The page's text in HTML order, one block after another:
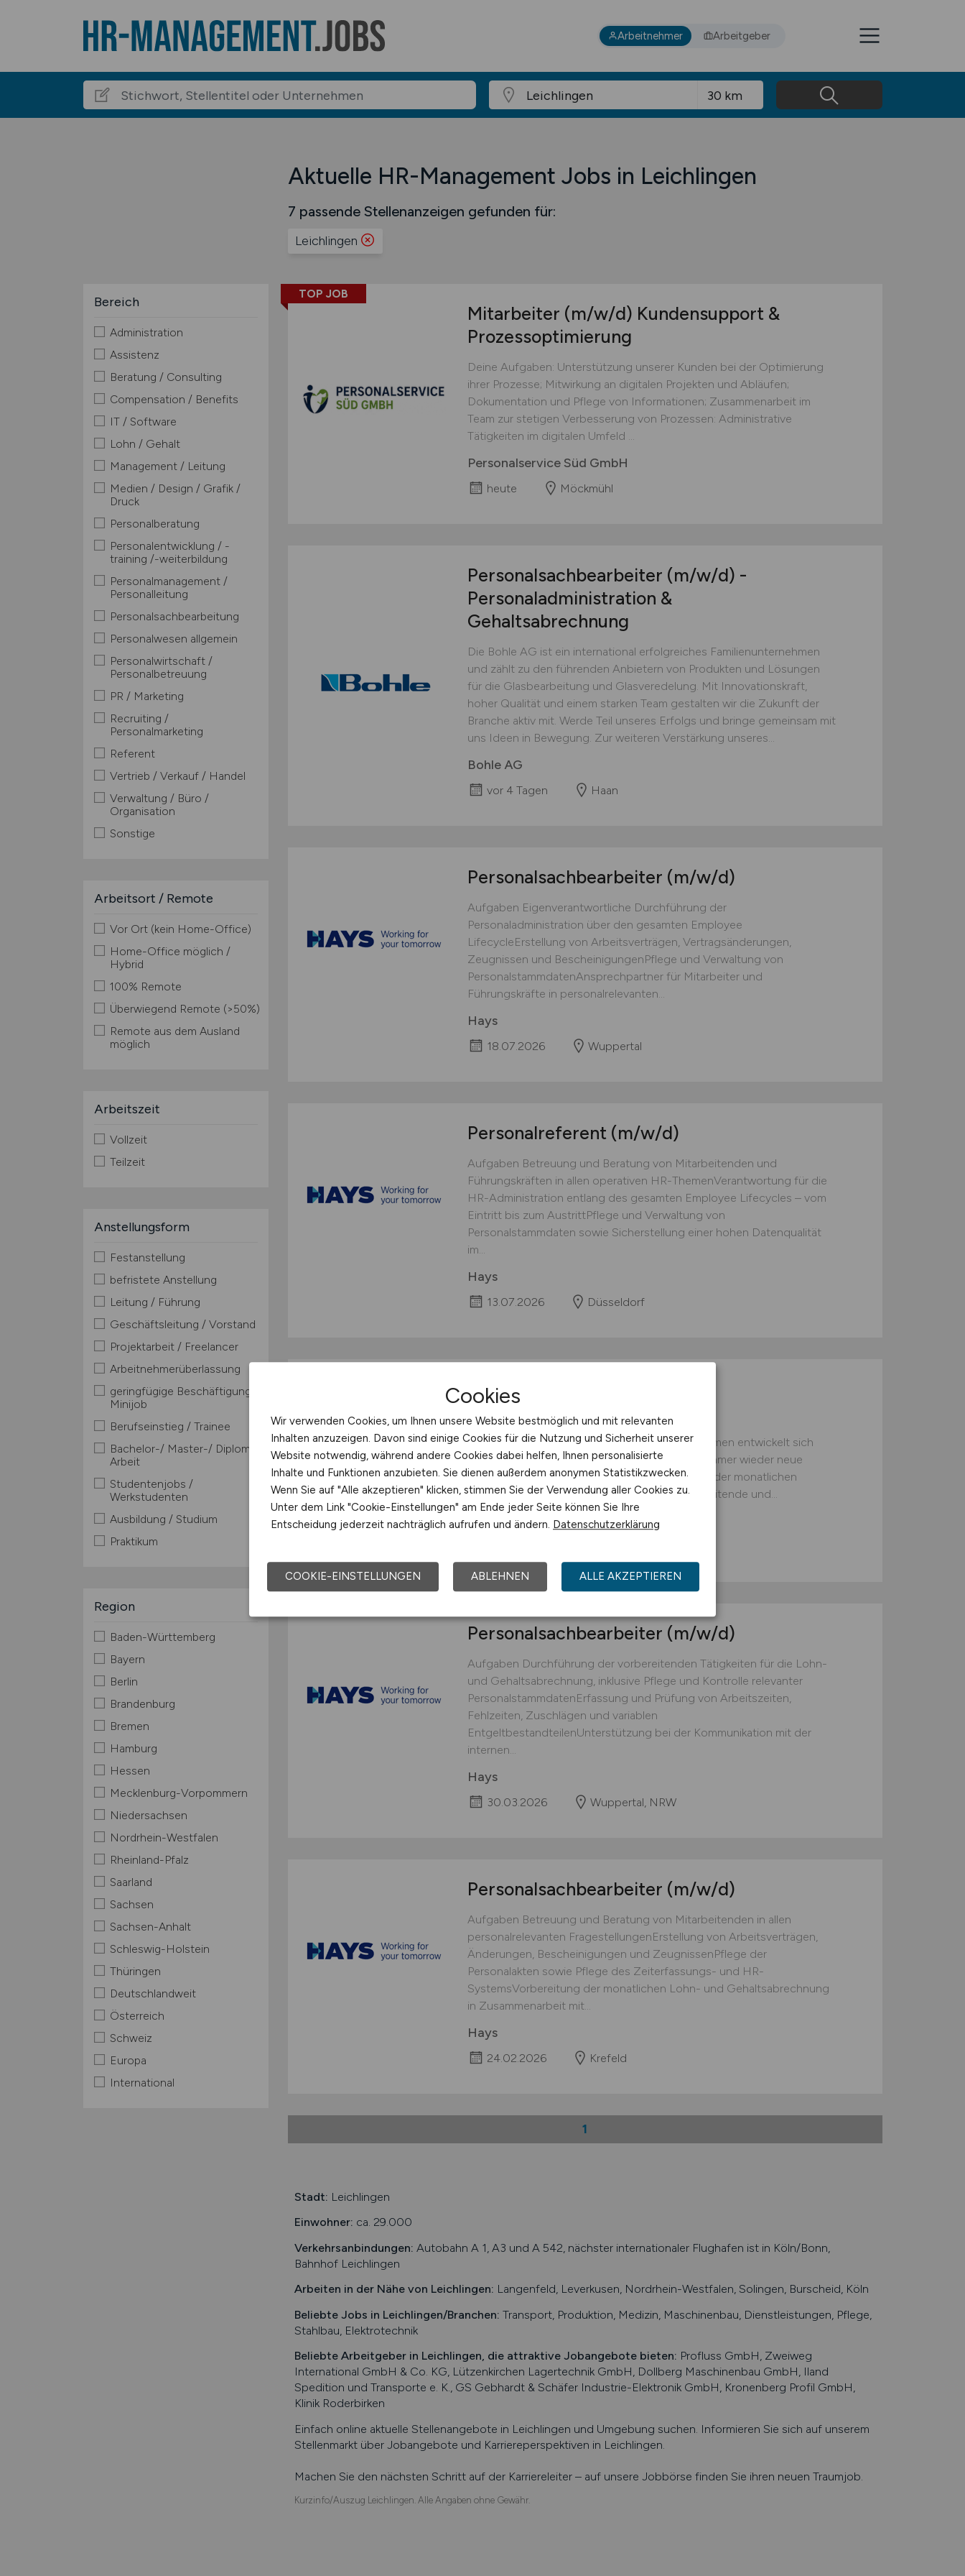
Arbeitnehmer Arbeitgeber
Aktuelle HR-Management Jobs in Leichlingen
7 passende Stellenanzeigen gefunden für:
Leichlingen
Bereich
Administration
Assistenz
Beratung / Consulting
Compensation / Benefits
IT / Software
Lohn / Gehalt
Management / Leitung
Medien / Design / Grafik /
Druck
Personalberatung
Personalentwicklung / -
training /-weiterbildung
Personalmanagement /
Personalleitung
Personalsachbearbeitung
Personalwesen allgemein
Personalwirtschaft /
Personalbetreuung
PR / Marketing
Recruiting /
Personalmarketing
Referent
Vertrieb / Verkauf / Handel
Verwaltung / Büro /
Organisation
Sonstige
Arbeitsort / Remote
Vor Ort (kein Home-Office)
Home-Office möglich /
Hybrid
100% Remote
Überwiegend Remote (>50%)
Remote aus dem Ausland
möglich
Arbeitszeit
Vollzeit
Teilzeit
Anstellungsform
Festanstellung
befristete Anstellung
Leitung / Führung
Geschäftsleitung / Vorstand
Projektarbeit / Freelancer
Arbeitnehmerüberlassung
geringfügige Beschäftigung /
Minijob
Berufseinstieg / Trainee
Bachelor-/ Master-/ Diplom-
Arbeit
Studentenjobs /
Werkstudenten
Ausbildung / Studium
Praktikum
Region
Baden-Württemberg
Bayern
Berlin
Brandenburg
Bremen
Hamburg
Hessen
Mecklenburg-Vorpommern
Niedersachsen
Nordrhein-Westfalen
Rheinland-Pfalz
Saarland
Sachsen
Sachsen-Anhalt
Schleswig-Holstein
Thüringen
Deutschlandweit
Österreich
Schweiz
Europa
International
TOP JOB
Mitarbeiter (m/w/d) Kundensupport &
Prozessoptimierung
Deine Aufgaben: Unterstützung unserer Kunden bei der Optimierung
ihrer Prozesse; Mitwirkung an digitalen Projekten und Abläufen;
Dokumentation und Pflege von Informationen; Zusammenarbeit im
Team zur stetigen Verbesserung von Prozessen: Administrative
Tätigkeiten im digitalen Umfeld ...
Personalservice Süd GmbH
heute Möckmühl
Personalsachbearbeiter (m/w/d) -
Personaladministration &
Gehaltsabrechnung
Die Bohle AG ist ein international erfolgreiches Familienunternehmen
und zählt zu den führenden Anbietern von Produkten und Lösungen
für die Glasbearbeitung und Glasveredelung. Mit Innovationskraft,
hoher Qualität und einem starken Team gestalten wir die Zukunft der
Branche aktiv mit. Werde Teil unseres Erfolgs und bringe gemeinsam mit
uns Ideen in Bewegung. Zur weiteren Verstärkung unseres...
Bohle AG
vor 4 Tagen Haan
Personalsachbearbeiter (m/w/d)
Aufgaben Eigenverantwortliche Durchführung der
Personaladministration über den gesamten Employee
LifecycleErstellung von Arbeitsverträgen, Vertragsänderungen,
Zeugnissen und BescheinigungenPflege und Verwaltung von
PersonalstammdatenAnsprechpartner für Mitarbeiter und
Führungskräfte in personalrelevanten...
Hays
18.07.2026 Wuppertal
Personalreferent (m/w/d)
Aufgaben Betreuung und Beratung von Mitarbeitenden und
Führungskräften in allen operativen HR-ThemenVerantwortung für die
HR-Administration entlang des gesamten Employee Lifecycles – vom
Eintritt bis zum AustrittPflege und Verwaltung von
Personalstammdaten sowie Sicherstellung einer hohen Datenqualität
im...
Hays
13.07.2026 Düsseldorf
Personalsachbearbeiter inkl.
Gehaltsabrechnung (m/w/d)
Über das Unternehmen Als modernes Unternehmen entwickelt sich
unser Mandant ständig weiter und geht dabei immer wieder neue
Wege. Aufgaben Selbstständige Durchführung der monatlichen
EntgeltabrechnungAnsprechpartner für Mitarbeitende und...
Hays
Personalsachbearbeiter (m/w/d)
Aufgaben Durchführung der vorbereitenden Tätigkeiten für die Lohn-
und Gehaltsabrechnung, inklusive Pflege und Kontrolle relevanter
PersonalstammdatenErfassung und Prüfung von Arbeitszeiten,
Fehlzeiten, Zuschlägen und variablen
EntgeltbestandteilenUnterstützung bei der Kommunikation mit der
internen...
Hays
30.03.2026 Wuppertal, NRW
Personalsachbearbeiter (m/w/d)
Aufgaben Betreuung und Beratung von Mitarbeitenden in allen
personalrelevanten FragestellungenErstellung von Arbeitsverträgen,
Änderungen, Bescheinigungen und ZeugnissenPflege der
Personalakten sowie Pflege des Zeiterfassungs- und HR-
SystemsVorbereitung der monatlichen Lohn- und Gehaltsabrechnung
in Zusammenarbeit mit...
Hays
24.02.2026 Krefeld
1
Stadt: Leichlingen
Einwohner: ca. 29.000
Verkehrsanbindungen: Autobahn A 1, A3 und A 542, nächster internationaler Flughafen ist in Köln/Bonn,
Bahnhof Leichlingen
Arbeiten in der Nähe von Leichlingen: Langenfeld, Leverkusen, Nordrhein-Westfalen, Solingen, Burscheid, Köln
Beliebte Jobs in Leichlingen/Branchen: Transport, Produktion, Medizin, Maschinenbau, Dienstleistungen, Pflege,
Stahlbau, Elektrotechnik
Beliebte Arbeitgeber in Leichlingen, die attraktive Jobangebote bieten: Profluss GmbH, Zweiweg
International GmbH & Co. KG, Lützenkirchen Lagertechnik GmbH, Dollberg Maschinenbau GmbH, Iland
Spedition und Transporte e. K., GS Gebhardt & Schäfer Industrie-Elektronik GmbH, Kronenberg Profil GmbH,
Klinik Roderbirken
Einfach online aktuelle Stellenangebote in Leichlingen und Umgebung suchen. Informieren Sie sich auf unserem
Stellenmarkt über Jobangebote und Karriereperspektiven in Leichlingen
Machen Sie den nächsten Schritt auf der Karriereleiter – auf unsere Jobbörse finden Sie ihren neuen Traumjob.
Kurzinfo/Auszug Leichlingen. Alle Angaben ohne Gewähr.
Cookies
Wir verwenden Cookies, um Ihnen unsere Website bestmöglich und mit relevanten
Inhalten anzuzeigen. Davon sind einige Cookies für die Nutzung und Sicherheit unserer
Website notwendig, während andere Cookies dabei helfen, Ihnen personalisierte
Inhalte und Funktionen anzubieten. Sie dienen außerdem anonymen Statistikzwecken.
Wenn Sie auf "Alle akzeptieren" klicken, stimmen Sie der Verwendung aller Cookies zu.
Unter dem Link "Cookie-Einstellungen" am Ende jeder Seite können Sie Ihre
Entscheidung jederzeit nachträglich aufrufen und ändern. Datenschutzerklärung
COOKIE-EINSTELLUNGEN ABLEHNEN ALLE AKZEPTIEREN